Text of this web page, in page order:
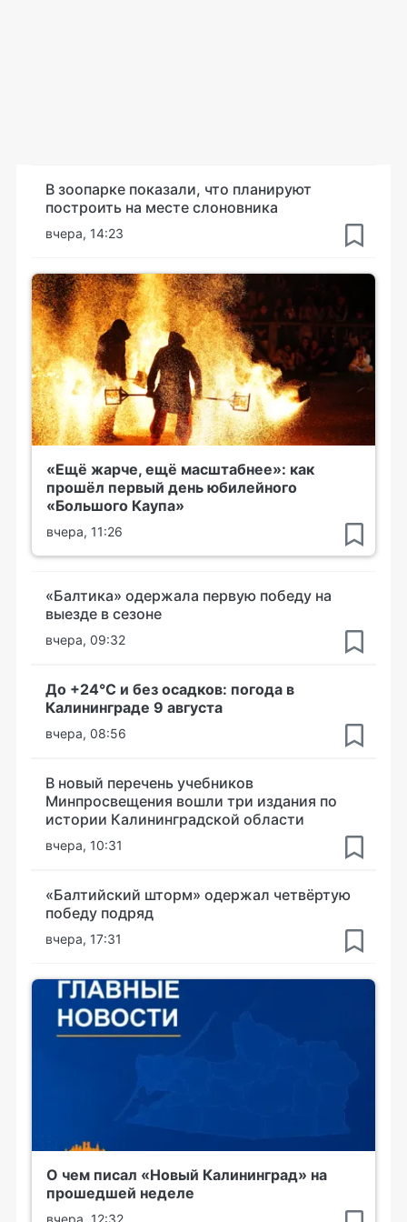
В зоопарке показали, что планируют
построить на месте слоновника
вчера, 14:23
«Ещё жарче, ещё масштабнее»: как
прошёл первый день юбилейного
«Большого Каупа»
вчера, 11:26
«Балтика» одержала первую победу на
выезде в сезоне
вчера, 09:32
До +24°С и без осадков: погода в
Калининграде 9 августа
вчера, 08:56
В новый перечень учебников
Минпросвещения вошли три издания по
истории Калининградской области
вчера, 10:31
«Балтийский шторм» одержал четвёртую
победу подряд
вчера, 17:31
О чем писал «Новый Калининград» на
прошедшей неделе
вчера, 12:32